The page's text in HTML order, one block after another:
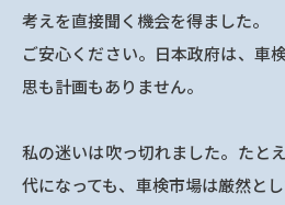
考えを直接聞く機会を得ました。
ご安心ください。日本政府は、車
思も計画もありません。
私の迷いは吹っ切れました。たと
代になっても、車検市場は厳然と